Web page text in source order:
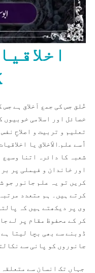
خُلق جس کی جمع اَخلاق ہے
خصائل اور اسلامی
تعلیم و تربیت و اصلاحِ
اُسے علم.الاَخلاق یا
شعبہ کا دائرہ اتنا وسیع
اور خاندان و فیملی پر
کریں تو یہ علم جانور جو
کرتے ہیں۔ ہم متعدد
وی پر دیکھتے ہیں کہ
کر کے محفوظ مقام پر لے
ڈوبنے سے بھی بچا لیتا
جانوروں کو پانی سے
جہاں تک انسان سے